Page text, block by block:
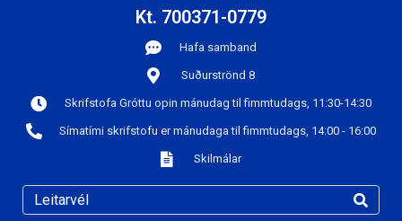
Kt. 700371-0779
Hafa samband
Suðurströnd 8
Skrifstofa Gróttu opin mánudag til fimmtudags, 11:30-14:30
Símatími skrifstofu er mánudaga til fimmtudags, 14:00 - 16:00
Skilmálar